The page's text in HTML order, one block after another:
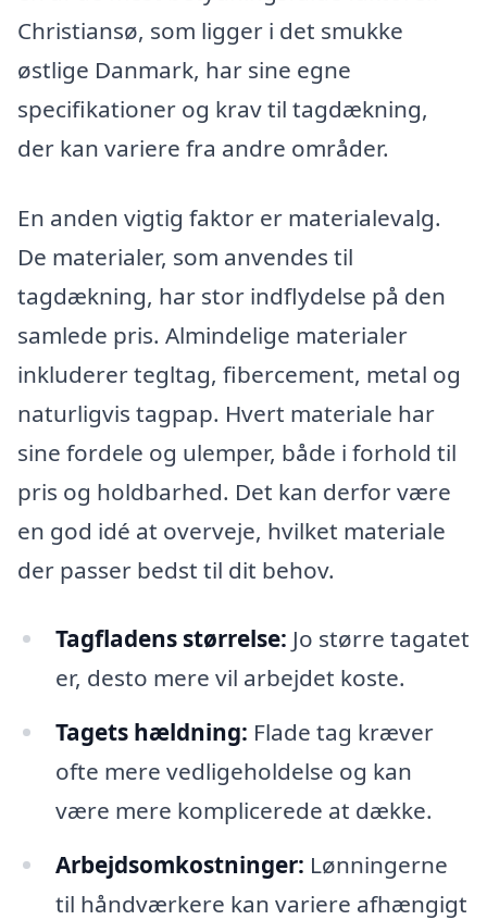
Christiansø, som ligger i det smukke
østlige Danmark, har sine egne
specifikationer og krav til tagdækning,
der kan variere fra andre områder.
En anden vigtig faktor er materialevalg.
De materialer, som anvendes til
tagdækning, har stor indflydelse på den
samlede pris. Almindelige materialer
inkluderer tegltag, fibercement, metal og
naturligvis tagpap. Hvert materiale har
sine fordele og ulemper, både i forhold til
pris og holdbarhed. Det kan derfor være
en god idé at overveje, hvilket materiale
der passer bedst til dit behov.
Tagfladens størrelse: Jo større tagatet
er, desto mere vil arbejdet koste.
Tagets hældning: Flade tag kræver
ofte mere vedligeholdelse og kan
være mere komplicerede at dække.
Arbejdsomkostninger: Lønningerne
til håndværkere kan variere afhængigt